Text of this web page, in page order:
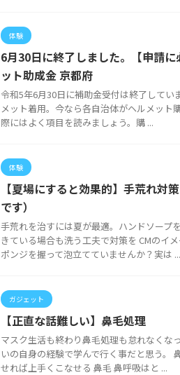
体験
6月30日に終了しました。【申請
ット助成金 京都府
令和5年6月30日に補助金受付は終了して
メット着用。今なら各自治体がヘルメット
際にはよく項目を読みましょう。購 ...
体験
【夏場にすると効果的】手荒れ対
です）
手荒れを治すには夏が最適。ハンドソープ
きている場合も洗う工夫で対策を CMのイ
ポンジを握って泡立てていませんか？実は ...
ガジェット
【正直な話難しい】鼻毛処理
マスク生活も終わり鼻毛処理も怠れなくな
いの自身の経験で学んで行く事だと思う。
せれば上手くこなせる 鼻毛 鼻呼吸はと ...